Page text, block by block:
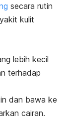
secara rutin
kulit
lebih kecil
terhadap
dan bawa ke
cairan.